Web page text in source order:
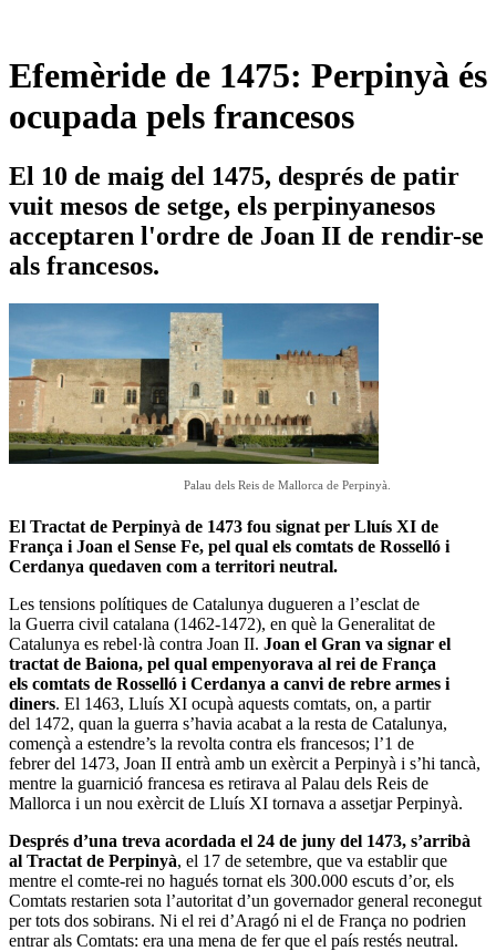
Efemèride de 1475: Perpinyà és
ocupada pels francesos
El 10 de maig del 1475, després de patir
vuit mesos de setge, els perpinyanesos
acceptaren l'ordre de Joan II de rendir-se
als francesos.
Palau dels Reis de Mallorca de Perpinyà.
El Tractat de Perpinyà de 1473 fou signat per Lluís XI de
França i Joan el Sense Fe, pel qual els comtats de Rosselló i
Cerdanya quedaven com a territori neutral.
Les tensions polítiques de Catalunya dugueren a l’esclat de
la Guerra civil catalana (1462-1472), en què la Generalitat de
Catalunya es rebel·là contra Joan II. Joan el Gran va signar el
tractat de Baiona, pel qual empenyorava al rei de França
els comtats de Rosselló i Cerdanya a canvi de rebre armes i
diners. El 1463, Lluís XI ocupà aquests comtats, on, a partir
del 1472, quan la guerra s’havia acabat a la resta de Catalunya,
començà a estendre’s la revolta contra els francesos; l’1 de
febrer del 1473, Joan II entrà amb un exèrcit a Perpinyà i s’hi tancà,
mentre la guarnició francesa es retirava al Palau dels Reis de
Mallorca i un nou exèrcit de Lluís XI tornava a assetjar Perpinyà.
Després d’una treva acordada el 24 de juny del 1473, s’arribà
al Tractat de Perpinyà, el 17 de setembre, que va establir que
mentre el comte-rei no hagués tornat els 300.000 escuts d’or, els
Comtats restarien sota l’autoritat d’un governador general reconegut
per tots dos sobirans. Ni el rei d’Aragó ni el de França no podrien
entrar als Comtats: era una mena de fer que el país restés neutral.